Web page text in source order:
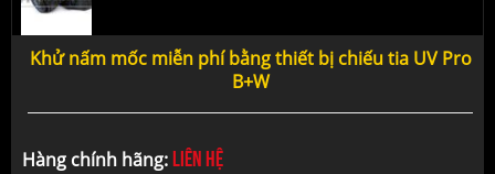
Khử nấm mốc miễn phí bằng thiết bị chiếu tia UV Pro
B+W
Hàng chính hãng:Liên hệ